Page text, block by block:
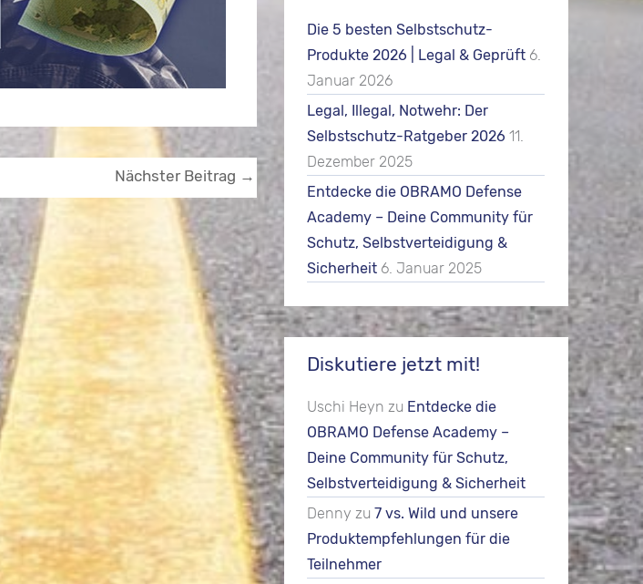
Nächster Beitrag →
Die 5 besten Selbstschutz-
Produkte 2026 | Legal & Geprüft 6.
Januar 2026
Legal, Illegal, Notwehr: Der
Selbstschutz-Ratgeber 2026 11.
Dezember 2025
Entdecke die OBRAMO Defense
Academy – Deine Community für
Schutz, Selbstverteidigung &
Sicherheit 6. Januar 2025
Diskutiere jetzt mit!
Uschi Heyn zu Entdecke die
OBRAMO Defense Academy –
Deine Community für Schutz,
Selbstverteidigung & Sicherheit
Denny zu7 vs. Wild und unsere
Produktempfehlungen für die
Teilnehmer